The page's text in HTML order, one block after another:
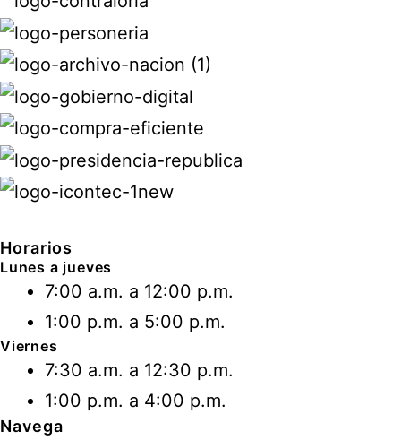
Horarios
Lunes a jueves
7:00 a.m. a 12:00 p.m.
1:00 p.m. a 5:00 p.m.
Viernes
7:30 a.m. a 12:30 p.m.
1:00 p.m. a 4:00 p.m.
Navega